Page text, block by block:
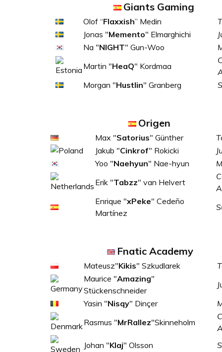
Giants Gaming
Olof “Flaxxish” Medin
Jonas "Memento" Elmarghichi
Na "NIGHT" Gun-Woo
Martin "HeaQ" Kordmaa
Morgan "Hustlin" Granberg
Origen
Max "Satorius" Günther
Jakub "Cinkrof" Rokicki
Yoo "Naehyun" Nae-hyun
Erik "Tabzz" van Helvert
Enrique "xPeke" Cedeño
Martínez
Fnatic Academy
Mateusz"Kikis" Szkudlarek
Maurice "Amazing"
Stückenschneider
Yasin "Nisqy" Dinçer
Rasmus "MrRallez"Skinneholm
Johan "Klaj" Olsson